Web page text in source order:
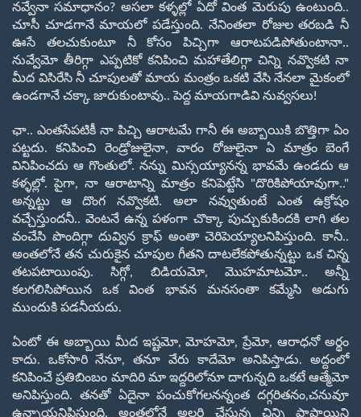
నవ్వేనా సమాధానం? అసలా కళ్ళల్లో ఏదో వింత మెరుపు ఉంటుంది..
చూసీ చూడగానే మాయలో పడేస్తుంది. నేనింతలా రోజుల తరబడి నీ
ఊసే తలచుకుంటూ నీ కోసం
పిచ్చిగా ఆరాటపడిపోతుంటానా..
నువ్వేమో తీరిగ్గా ఎప్పటికో కనిపించి మహాతేలిగ్గా చిన్ని నవ్వొకటి నా
మీద విసిరేసి నీ చూపులతో మాయ మంత్రం ఒకటి వేసి నేనలా మైకంలో
ఉండగానే చక్కా జారుకుంటావు.. పెద్ద మాయగాడివి నువ్వసలు!
ఛా.. ఎంతసేపటికీ నా పిచ్చి ఆరాటమే గానీ ఈ అబ్బాయికి బొత్తిగా ఏం
పట్టదు. కనిపించి రెండ్రోజులైనా,వారం రోజులైనా ఏ మాత్రం బెంగే
వినిపించదు ఆ గొంతులో. నన్ను మిస్సయ్యానన్న భావమే ఉండదు ఆ
కళ్ళల్లో. పైగా, నా ఆరాటాన్ని మాత్రం కనిపెట్టేసి "దొరికిపోయావుగా.."
అన్నట్టు ఆ దొంగ నవ్వొకటి. అలా
నవ్వుతుంటే ఎంత ఉక్రోషం
వచ్చేస్తుందనీ.. వెంటనే ఉన్న పళంగా చొక్కా పుచ్చుకుకిందకి లాగి తల
వంచేసి పొందిగ్గా దువ్విన క్రాఫ్ అంతా చెరిపెయ్యాలనిపిస్తుంది. కానీ..
అంతలోనే తన చురుకైన చూపుల గీతని దాటలేకపోతున్నట్టు ఒక చిన్న
తటపటాయింపు. సిగ్గో, బిడియమో, మొహమాటమో.. అన్నీ
కలగలిసిపోయిన ఒక
వింత భావన మనసంతా కమ్మేసి అడుగు
ముందుకి పడనీయదు.
ఏంటో ఈ అబ్బాయి మీద ఇష్టమో,మోహమో,ప్రేమో,ఆరాధనో అర్థం
కాదు. ఒకోసారి
నేనూ,తనూ వేరు కాదేమో అనిపిస్తాడు. అద్దంలో
కనిపించే ప్రతిబింబం మాదిరి మా ఇద్దరిలోనూ దాగున్నది ఒకటే ఆత్మేమో
అనిపిస్తుంది. తనతో ఏదైనా పంచుకోగలనన్నంత దగ్గరితనం,చనువూ
ఉన్నాయనిపిస్తుంది. అంతలోనే అల్లరి
చేస్తున్న చిన్ని పాపాయిని